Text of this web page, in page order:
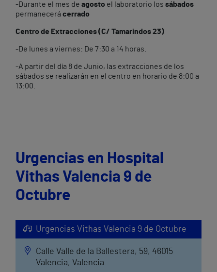
-Durante el mes de agosto el laboratorio los sábados
permanecerá cerrado
Centro de Extracciones (C/ Tamarindos 23)
-De lunes a viernes: De 7:30 a 14 horas.
-A partir del día 8 de Junio, las extracciones de los
sábados se realizarán en el centro en horario de 8:00 a
13:00.
Urgencias en Hospital
Vithas Valencia 9 de
Octubre
Urgencias Vithas Valencia 9 de Octubre
Calle Valle de la Ballestera, 59, 46015
Valencia, Valencia